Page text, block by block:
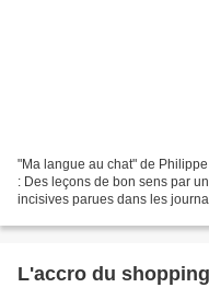
"Ma langue au chat" de
: Des leçons de bon sens par
incisives parues dans les
L'accro du